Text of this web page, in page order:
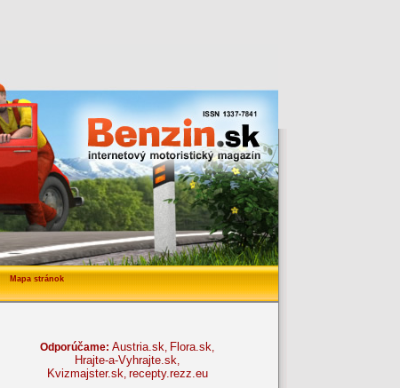
Mapa stránok
Odporúčame: Austria.sk, Flora.sk,
Hrajte-a-Vyhrajte.sk,
Kvizmajster.sk, recepty.rezz.eu